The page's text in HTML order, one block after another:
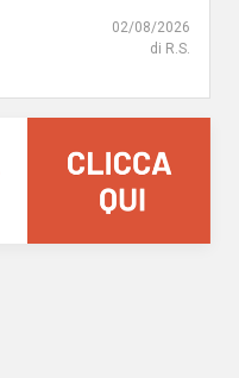
02/08/2026
di R.S.